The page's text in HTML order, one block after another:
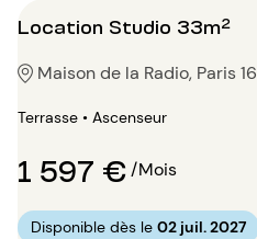
Location Studio 33m²
Maison de la Radio, Paris 16
Terrasse • Ascenseur
1 597 €/Mois
Disponible dès le 02 juil. 2027